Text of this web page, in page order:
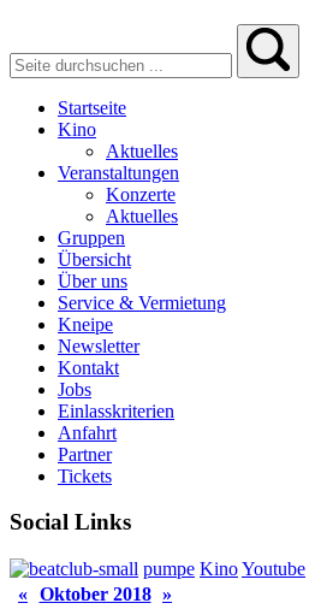
Startseite
Kino
Aktuelles
Veranstaltungen
Konzerte
Aktuelles
Gruppen
Übersicht
Über uns
Service & Vermietung
Kneipe
Newsletter
Kontakt
Jobs
Einlasskriterien
Anfahrt
Partner
Tickets
Social Links
pumpe KinoYoutube
« Oktober 2018 »